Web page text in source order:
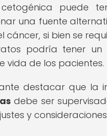
puede
una fuente
cáncer, si bien se
podría tener
vida de los pacientes.
destacar que la
debe ser
y